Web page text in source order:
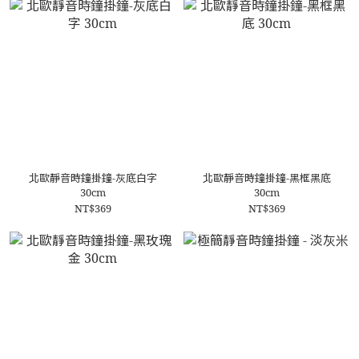
北歐靜音時鐘掛鐘-灰底白字
30cm
NT$369
北歐靜音時鐘掛鐘-黑框黑底
30cm
NT$369